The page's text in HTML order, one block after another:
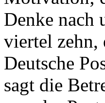
Denke nach
viertel zehn,
Deutsche
sagt die